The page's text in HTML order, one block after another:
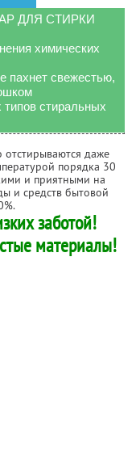
ДЛЯ СТИРКИ
химических
пахнет свежестью,
типов стиральных
отстирываются даже
порядка 30
и приятными на
и средств бытовой
заботой!
материалы!